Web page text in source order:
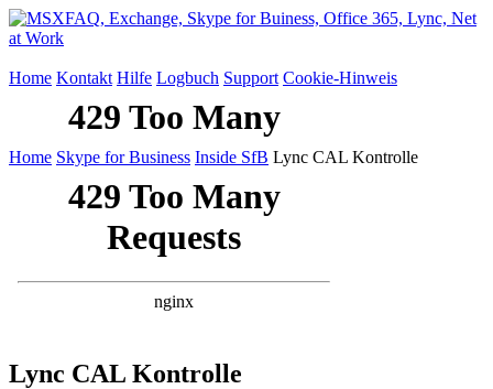
Home Kontakt Hilfe Logbuch Support Cookie-Hinweis
Home Skype for Business Inside SfB Lync CAL Kontrolle
Lync CAL Kontrolle